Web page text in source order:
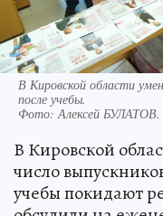
В Кировской области
после учебы.
Фото:Алексей БУЛАТОВ.
В Кировской
число
учебы покидают